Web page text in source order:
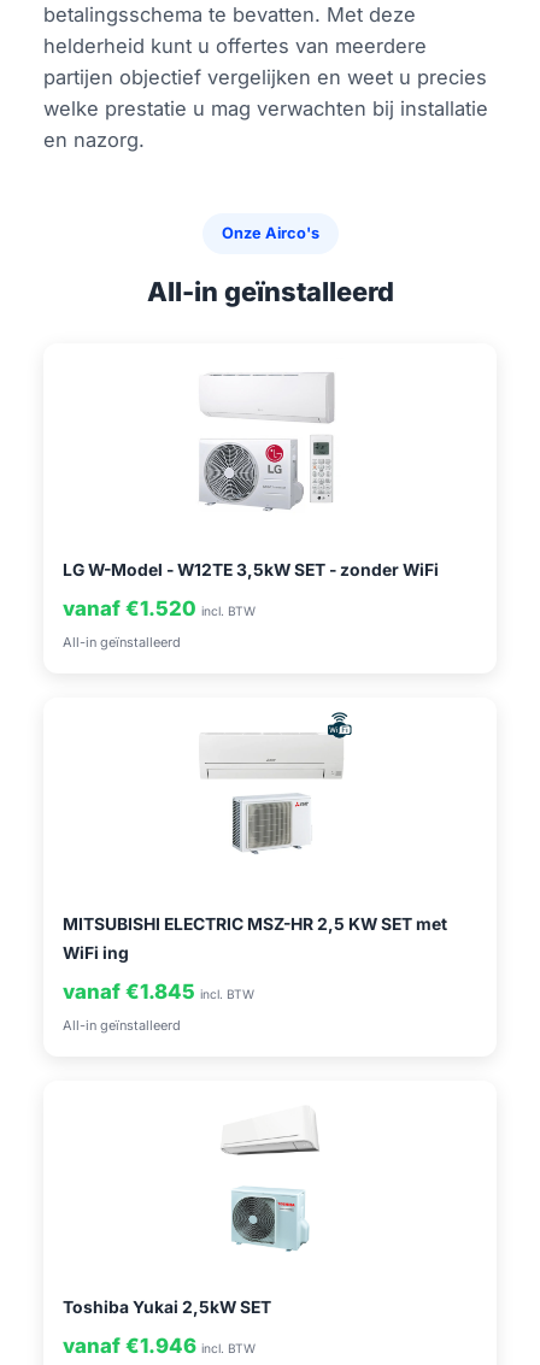
betalingsschema te bevatten. Met deze
helderheid kunt u offertes van meerdere
partijen objectief vergelijken en weet u precies
welke prestatie u mag verwachten bij installatie
en nazorg.
Onze Airco's
All-in geïnstalleerd
LG W-Model - W12TE 3,5kW SET - zonder WiFi
vanaf €1.520 incl. BTW
All-in geïnstalleerd
MITSUBISHI ELECTRIC MSZ-HR 2,5 KW SET met
WiFi ing
vanaf €1.845 incl. BTW
All-in geïnstalleerd
Toshiba Yukai 2,5kW SET
vanaf €1.946 incl. BTW